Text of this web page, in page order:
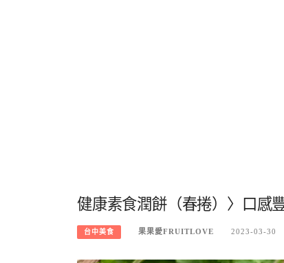
健康素食潤餅（春捲）〉口感
台中美食 果果愛FRUITLOVE 2023-03-30